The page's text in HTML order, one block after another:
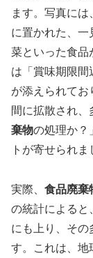
ます。写真に
に置かれた、一
菜といった食品
は「賞味期限間
が添えられてお
間に拡散され、
棄物の処理か？
トが寄せられま
実際、 食品廃棄
の統計によると
にも上り、その
す。これは、地